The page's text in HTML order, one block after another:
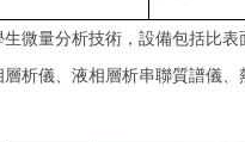
微量分析技術，設備包括比
層析儀、液相層析串聯質譜儀、